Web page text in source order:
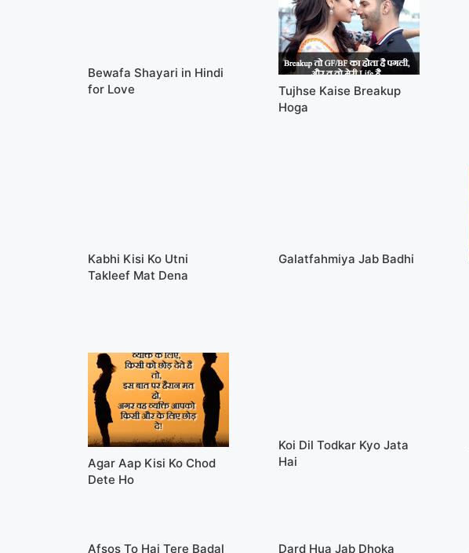
Bewafa Shayari in Hindi
for Love
Tujhse Kaise Breakup
Hoga
Kabhi Kisi Ko Utni
Takleef Mat Dena
Galatfahmiya Jab Badhi
Agar Aap Kisi Ko Chod
Dete Ho
Koi Dil Todkar Kyo Jata
Hai
Afsos To Hai Tere Badal Dard Hua Jab Dhoka